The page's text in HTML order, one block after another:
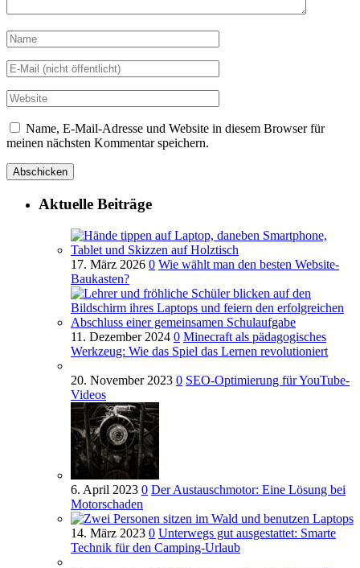
Name, E-Mail-Adresse und Website in diesem Browser für
meinen nächsten Kommentar speichern.
Aktuelle Beiträge
17. März 2026 0 Wie wählt man den besten Website-
Baukasten?
11. Dezember 2024 0 Minecraft als pädagogisches
Werkzeug: Wie das Spiel das Lernen revolutioniert
20. November 2023 0 SEO-Optimierung für YouTube-
Videos
6. April 2023 0 Der Austauschmotor: Eine Lösung bei
Motorschaden
14. März 2023 0 Unterwegs gut ausgestattet: Smarte
Technik für den Camping-Urlaub